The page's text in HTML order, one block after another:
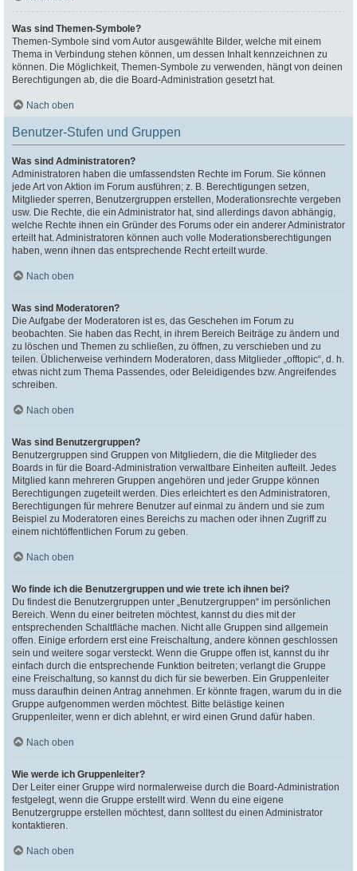
Was sind Themen-Symbole?
Themen-Symbole sind vom Autor ausgewählte Bilder, welche mit einem
Thema in Verbindung stehen können, um dessen Inhalt kennzeichnen zu
können. Die Möglichkeit, Themen-Symbole zu verwenden, hängt von deinen
Berechtigungen ab, die die Board-Administration gesetzt hat.
Nach oben
Benutzer-Stufen und Gruppen
Was sind Administratoren?
Administratoren haben die umfassendsten Rechte im Forum. Sie können
jede Art von Aktion im Forum ausführen; z. B. Berechtigungen setzen,
Mitglieder sperren, Benutzergruppen erstellen, Moderationsrechte vergeben
usw. Die Rechte, die ein Administrator hat, sind allerdings davon abhängig,
welche Rechte ihnen ein Gründer des Forums oder ein anderer Administrator
erteilt hat. Administratoren können auch volle Moderationsberechtigungen
haben, wenn ihnen das entsprechende Recht erteilt wurde.
Nach oben
Was sind Moderatoren?
Die Aufgabe der Moderatoren ist es, das Geschehen im Forum zu
beobachten. Sie haben das Recht, in ihrem Bereich Beiträge zu ändern und
zu löschen und Themen zu schließen, zu öffnen, zu verschieben und zu
teilen. Üblicherweise verhindern Moderatoren, dass Mitglieder „offtopic“, d. h.
etwas nicht zum Thema Passendes, oder Beleidigendes bzw. Angreifendes
schreiben.
Nach oben
Was sind Benutzergruppen?
Benutzergruppen sind Gruppen von Mitgliedern, die die Mitglieder des
Boards in für die Board-Administration verwaltbare Einheiten aufteilt. Jedes
Mitglied kann mehreren Gruppen angehören und jeder Gruppe können
Berechtigungen zugeteilt werden. Dies erleichtert es den Administratoren,
Berechtigungen für mehrere Benutzer auf einmal zu ändern und sie zum
Beispiel zu Moderatoren eines Bereichs zu machen oder ihnen Zugriff zu
einem nichtöffentlichen Forum zu geben.
Nach oben
Wo finde ich die Benutzergruppen und wie trete ich ihnen bei?
Du findest die Benutzergruppen unter „Benutzergruppen“ im persönlichen
Bereich. Wenn du einer beitreten möchtest, kannst du dies mit der
entsprechenden Schaltfläche machen. Nicht alle Gruppen sind allgemein
offen. Einige erfordern erst eine Freischaltung, andere können geschlossen
sein und weitere sogar versteckt. Wenn die Gruppe offen ist, kannst du ihr
einfach durch die entsprechende Funktion beitreten; verlangt die Gruppe
eine Freischaltung, so kannst du dich für sie bewerben. Ein Gruppenleiter
muss daraufhin deinen Antrag annehmen. Er könnte fragen, warum du in die
Gruppe aufgenommen werden möchtest. Bitte belästige keinen
Gruppenleiter, wenn er dich ablehnt, er wird einen Grund dafür haben.
Nach oben
Wie werde ich Gruppenleiter?
Der Leiter einer Gruppe wird normalerweise durch die Board-Administration
festgelegt, wenn die Gruppe erstellt wird. Wenn du eine eigene
Benutzergruppe erstellen möchtest, dann solltest du einen Administrator
kontaktieren.
Nach oben